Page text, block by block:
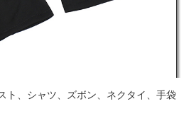
ト、シャツ、ズボン、ネクタイ、手袋